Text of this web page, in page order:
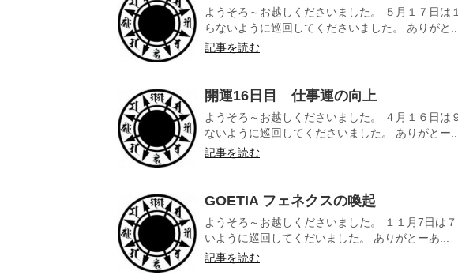
ようそろ～お越しくださいました。 ５月１７日は
らないように巡回してくださいました。 ありがと...
記事を読む
開運16日目 仕事運の向上
ようそろ～お越しくださいました。 ４月１６日は
ないように巡回してくださいました。 ありがとー...
記事を読む
GOETIA フェネクスの喚起
ようそろ～お越しくださいました。 １１月7日は
いように巡回してくだいました。 ありがとーあ...
記事を読む